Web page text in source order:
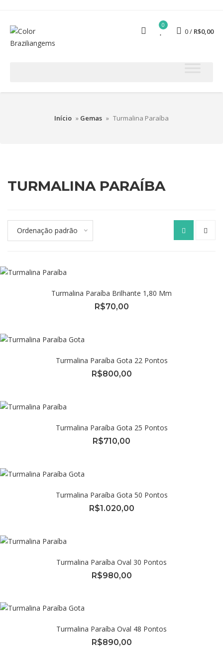
0
0 R$0,00
Início » Gemas » Turmalina Paraíba
TURMALINA PARAÍBA
Ordenação padrão
Turmalina Paraíba Brilhante 1,80 Mm
R$70,00
Turmalina Paraíba Gota 22 Pontos
R$800,00
Turmalina Paraíba Gota 25 Pontos
R$710,00
Turmalina Paraíba Gota 50 Pontos
R$1.020,00
Turmalina Paraíba Oval 30 Pontos
R$980,00
Turmalina Paraíba Oval 48 Pontos
R$890,00